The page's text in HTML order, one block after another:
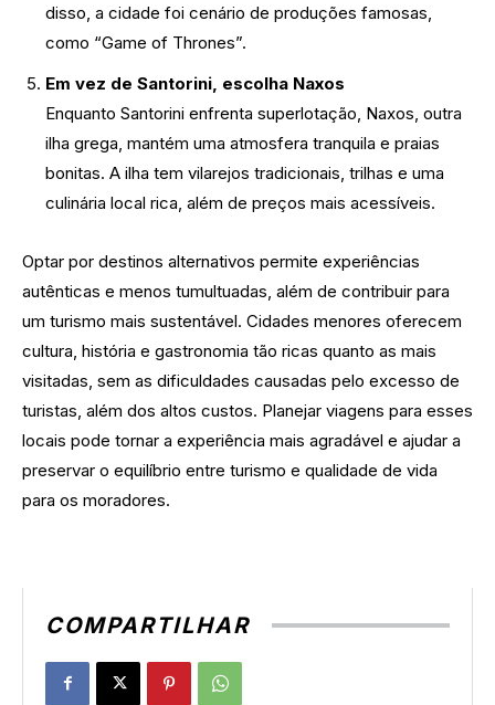
disso, a cidade foi cenário de produções famosas,
como “Game of Thrones”.
Em vez de Santorini, escolha Naxos
Enquanto Santorini enfrenta superlotação, Naxos, outra
ilha grega, mantém uma atmosfera tranquila e praias
bonitas. A ilha tem vilarejos tradicionais, trilhas e uma
culinária local rica, além de preços mais acessíveis.
Optar por destinos alternativos permite experiências
autênticas e menos tumultuadas, além de contribuir para
um turismo mais sustentável. Cidades menores oferecem
cultura, história e gastronomia tão ricas quanto as mais
visitadas, sem as dificuldades causadas pelo excesso de
turistas, além dos altos custos. Planejar viagens para esses
locais pode tornar a experiência mais agradável e ajudar a
preservar o equilíbrio entre turismo e qualidade de vida
para os moradores.
COMPARTILHAR